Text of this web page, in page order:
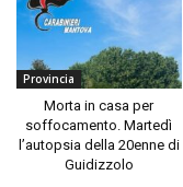
Provincia
Morta in casa per
soffocamento. Martedì
l’autopsia della 20enne di
Guidizzolo